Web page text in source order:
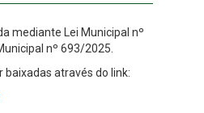
mediante Lei Municipal nº
nº 693/2025.
através do link: